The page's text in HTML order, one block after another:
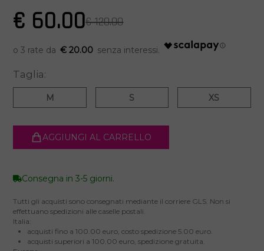
€ 60.00€ 120.00
€ 20.00
Taglia:
M S XS
AGGIUNGI AL CARRELLO
Consegna in 3-5 giorni.
Tutti gli acquisti sono consegnati mediante il corriere GLS. Non si
effettuano spedizioni alle caselle postali.
Italia:
acquisti fino a 100.00 euro, costo spedizione 5.00 euro.
acquisti superiori a 100.00 euro, spedizione gratuita.